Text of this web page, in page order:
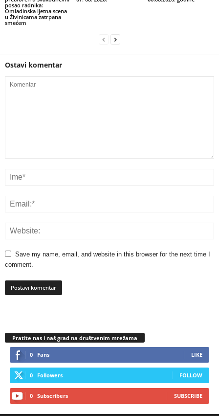
posao radnika:
Omladinska ljetna scena
u Živinicama zatrpana
smećem
Ostavi komentar
Save my name, email, and website in this browser for the next time I
comment.
Pratite nas i naš grad na društvenim mrežama
0 Fans LIKE
0 Followers FOLLOW
0 Subscribers SUBSCRIBE